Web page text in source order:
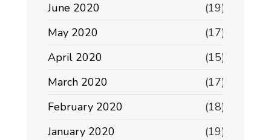
June 2020
(19)
May 2020
(17)
April 2020
(15)
March 2020
(17)
February 2020
(18)
January 2020
(19)